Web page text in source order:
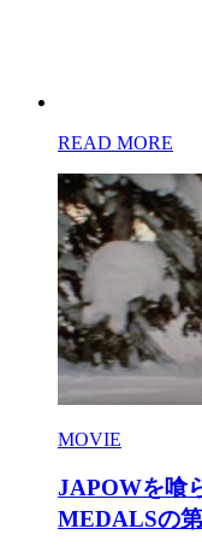
READ MORE
MOVIE
JAPOWを喰
MEDALSの